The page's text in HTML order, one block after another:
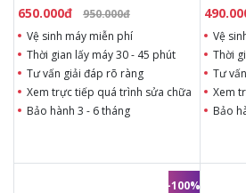
650.000đ 950.000đ
Vệ sinh máy miễn phí
Thời gian lấy máy 30 - 45 phút
Tư vấn giải đáp rõ ràng
Xem trực tiếp quá trình sửa chữa
Bảo hành 3 - 6 tháng
Vệ
Thời
Tư
Xem
Bảo
-100%